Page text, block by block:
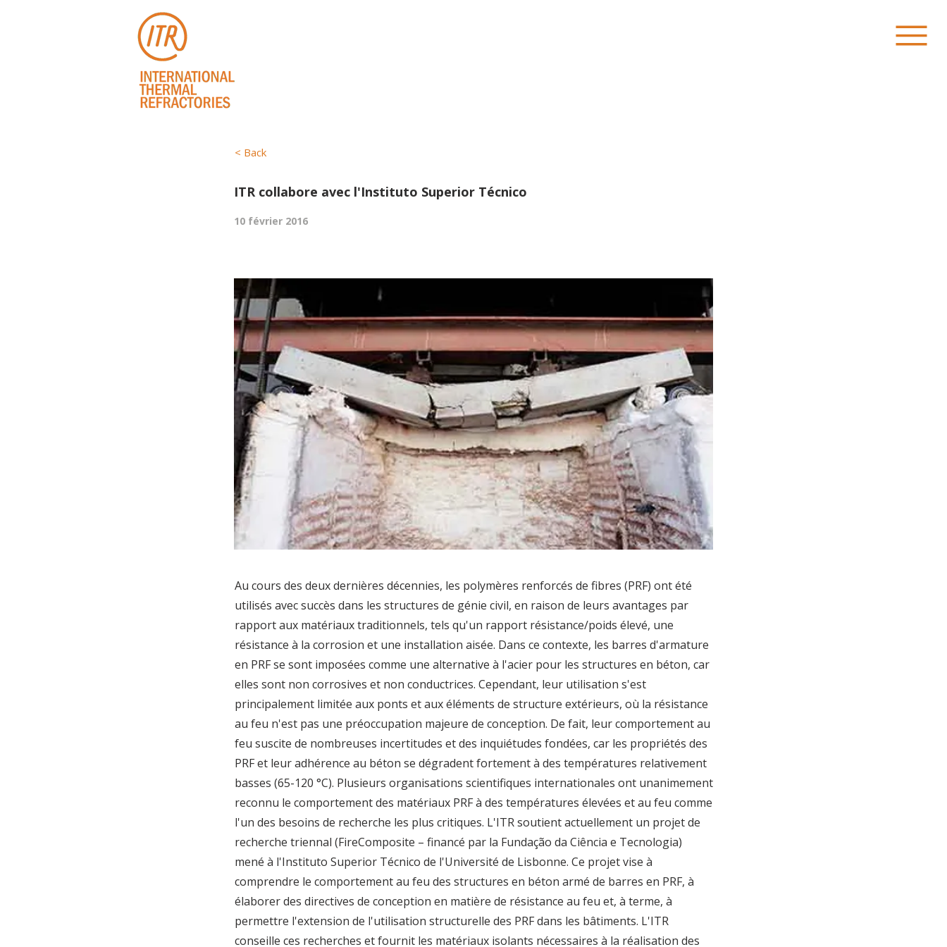
< Back
ITR collabore avec l'Instituto Superior Técnico
10 février 2016
Au cours des deux dernières décennies, les polymères renforcés de fibres (PRF) ont été
utilisés avec succès dans les structures de génie civil, en raison de leurs avantages par
rapport aux matériaux traditionnels, tels qu'un rapport résistance/poids élevé, une
résistance à la corrosion et une installation aisée. Dans ce contexte, les barres d'armature
en PRF se sont imposées comme une alternative à l'acier pour les structures en béton, car
elles sont non corrosives et non conductrices. Cependant, leur utilisation s'est
principalement limitée aux ponts et aux éléments de structure extérieurs, où la résistance
au feu n'est pas une préoccupation majeure de conception. De fait, leur comportement au
feu suscite de nombreuses incertitudes et des inquiétudes fondées, car les propriétés des
PRF et leur adhérence au béton se dégradent fortement à des températures relativement
basses (65-120 °C). Plusieurs organisations scientifiques internationales ont unanimement
reconnu le comportement des matériaux PRF à des températures élevées et au feu comme
l'un des besoins de recherche les plus critiques. L'ITR soutient actuellement un projet de
recherche triennal (FireComposite – financé par la Fundação da Ciência e Tecnologia)
mené à l'Instituto Superior Técnico de l'Université de Lisbonne. Ce projet vise à
comprendre le comportement au feu des structures en béton armé de barres en PRF, à
élaborer des directives de conception en matière de résistance au feu et, à terme, à
permettre l'extension de l'utilisation structurelle des PRF dans les bâtiments. L'ITR
conseille ces recherches et fournit les matériaux isolants nécessaires à la réalisation des